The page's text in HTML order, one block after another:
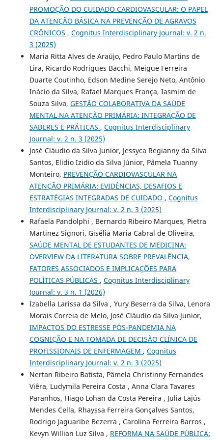
PROMOÇÃO DO CUIDADO CARDIOVASCULAR: O PAPEL
DA ATENÇÃO BÁSICA NA PREVENÇÃO DE AGRAVOS
CRÔNICOS , Cognitus Interdisciplinary Journal: v. 2 n.
3 (2025)
Maria Ritta Alves de Araújo, Pedro Paulo Martins de
Lira, Ricardo Rodrigues Bacchi, Meigue Ferreira
Duarte Coutinho, Edson Medine Serejo Neto, Antônio
Inácio da Silva, Rafael Marques França, Iasmim de
Souza Silva, GESTÃO COLABORATIVA DA SAÚDE
MENTAL NA ATENÇÃO PRIMÁRIA: INTEGRAÇÃO DE
SABERES E PRÁTICAS , Cognitus Interdisciplinary
Journal: v. 2 n. 3 (2025)
José Cláudio da Silva Junior, Jessyca Regianny da Silva
Santos, Elidio Izidio da Silva Júnior, Pâmela Tuanny
Monteiro, PREVENÇÃO CARDIOVASCULAR NA
ATENÇÃO PRIMÁRIA: EVIDÊNCIAS, DESAFIOS E
ESTRATÉGIAS INTEGRADAS DE CUIDADO , Cognitus
Interdisciplinary Journal: v. 2 n. 3 (2025)
Rafaela Pandolphi , Bernardo Ribeiro Marques, Pietra
Martinez Signori, Gisélia Maria Cabral de Oliveira,
SAÚDE MENTAL DE ESTUDANTES DE MEDICINA:
OVERVIEW DA LITERATURA SOBRE PREVALÊNCIA,
FATORES ASSOCIADOS E IMPLICAÇÕES PARA
POLÍTICAS PÚBLICAS , Cognitus Interdisciplinary
Journal: v. 3 n. 1 (2026)
Izabella Larissa da Silva , Yury Beserra da Silva, Lenora
Morais Correia de Melo, José Cláudio da Silva Junior,
IMPACTOS DO ESTRESSE PÓS-PANDEMIA NA
COGNIÇÃO E NA TOMADA DE DECISÃO CLÍNICA DE
PROFISSIONAIS DE ENFERMAGEM , Cognitus
Interdisciplinary Journal: v. 2 n. 3 (2025)
Nertan Ribeiro Batista, Pâmela Christinny Fernandes
Viêra, Ludymila Pereira Costa , Anna Clara Tavares
Paranhos, Hiago Lohan da Costa Pereira , Julia Lajús
Mendes Cella, Rhayssa Ferreira Gonçalves Santos,
Rodrigo Jaguaribe Bezerra , Carolina Ferreira Barros ,
Kevyn Willian Luz Silva , REFORMA NA SAÚDE PÚBLICA: